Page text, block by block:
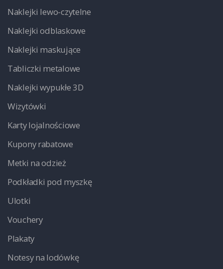
Naklejki lewo-czytelne
Naklejki odblaskowe
Naklejki maskujące
Tabliczki metalowe
Naklejki wypukłe 3D
Wizytówki
Karty lojalnościowe
Kupony rabatowe
Metki na odzież
Podkładki pod myszkę
Ulotki
Vouchery
Plakaty
Notesy na lodówkę